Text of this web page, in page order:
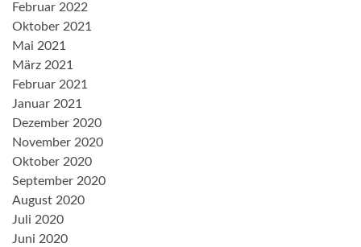
Februar 2022
Oktober 2021
Mai 2021
März 2021
Februar 2021
Januar 2021
Dezember 2020
November 2020
Oktober 2020
September 2020
August 2020
Juli 2020
Juni 2020